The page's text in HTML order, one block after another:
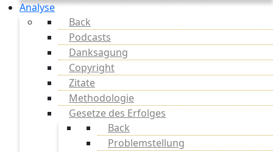
Analyse
Back
Podcasts
Danksagung
Copyright
Zitate
Methodologie
Gesetze des Erfolges
Back
Problemstellung